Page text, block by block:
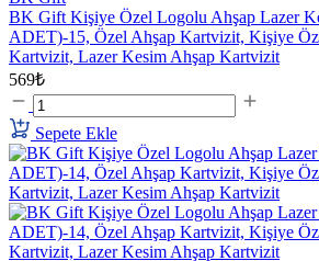
BK Gift Kişiye Özel Logolu Ahşap Lazer
ADET)-15, Özel Ahşap Kartvizit, Kişiye
Kartvizit, Lazer Kesim Ahşap Kartvizit
569₺
Sepete Ekle